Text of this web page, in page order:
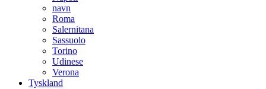
navn
Roma
Salernitana
Sassuolo
Torino
Udinese
Verona
Tyskland